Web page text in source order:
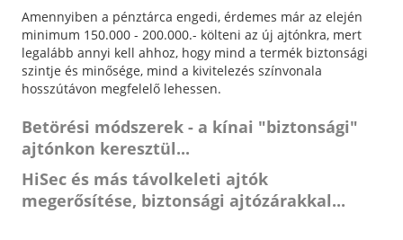
Amennyiben a pénztárca engedi, érdemes már az elején
minimum 150.000 - 200.000.- költeni az új ajtónkra, mert
legalább annyi kell ahhoz, hogy mind a termék biztonsági
szintje és minősége, mind a kivitelezés színvonala
hosszútávon megfelelő lehessen.
Betörési módszerek - a kínai "biztonsági"
ajtónkon keresztül...
HiSec és más távolkeleti ajtók
megerősítése, biztonsági ajtózárakkal...